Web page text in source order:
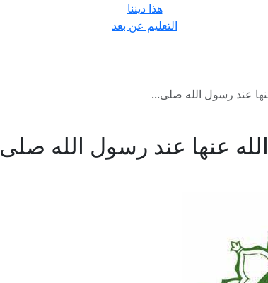
هذا ديننا
التعليم عن بعد
عند رسول الله صلى...
عنها عند رسول الله صلى